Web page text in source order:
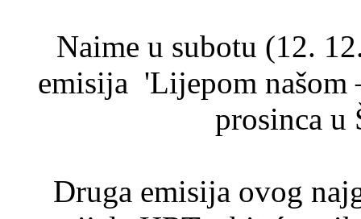
Naime u subotu (12.
emisija 'Lijepom našom
prosinca u
Druga emisija ovog